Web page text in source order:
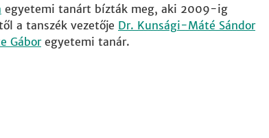
egyetemi tanárt bízták meg, aki 2009-ig
a tanszék vezetője Dr. Kunsági-Máté Sándor
Gáboregyetemi tanár.